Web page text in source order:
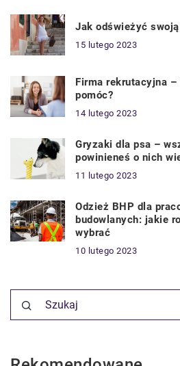
Jak odświeżyć
15 lutego 2023
Firma rekrutacyjna
pomóc?
14 lutego 2023
Gryzaki dla psa –
powinieneś o nich
11 lutego 2023
Odzież BHP dla
budowlanych: jakie
wybrać
10 lutego 2023